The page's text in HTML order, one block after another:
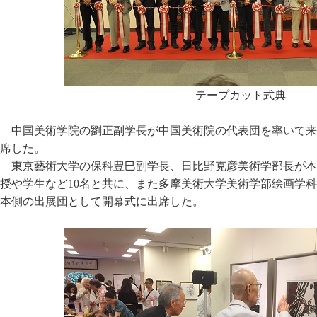
テープカット式典
中国美術学院の劉正副学長が中国美術院の代表団を率いて
席した。
東京藝術大学の保科豊巳副学長、日比野克彦美術学部長が
授や学生など10名と共に、また多摩美術大学美術学部絵画学
本側の出展団として開幕式に出席した。